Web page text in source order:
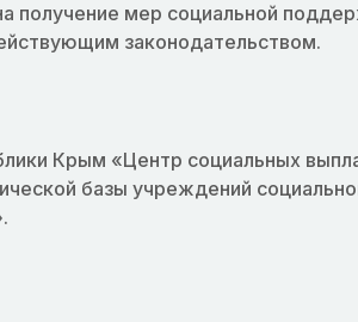
получение мер социальной
законодательством.
Крым «Центр социальных
базы учреждений